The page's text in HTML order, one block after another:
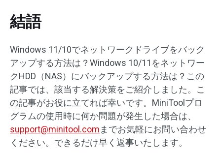
結語
Windows 11/10でネットワークドライブをバック
アップする方法は？Windows 10/11をネットワー
クHDD（NAS）にバックアップする方法は？この
記事では、該当する解決策をご紹介しました。こ
の記事がお役に立てれば幸いです。MiniToolプロ
グラムの使用時に何か問題が発生した場合は、
support@minitool.com までお気軽にお問い合わせ
ください。できるだけ早く返事いたします。